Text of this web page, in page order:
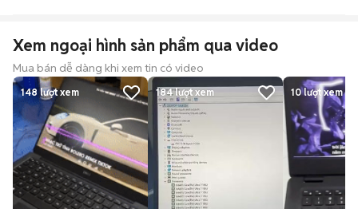
Xem ngoại hình sản phẩm qua video
Mua bán dễ dàng khi xem tin có video
148 lượt xem 184lượt xem 10lượt xem